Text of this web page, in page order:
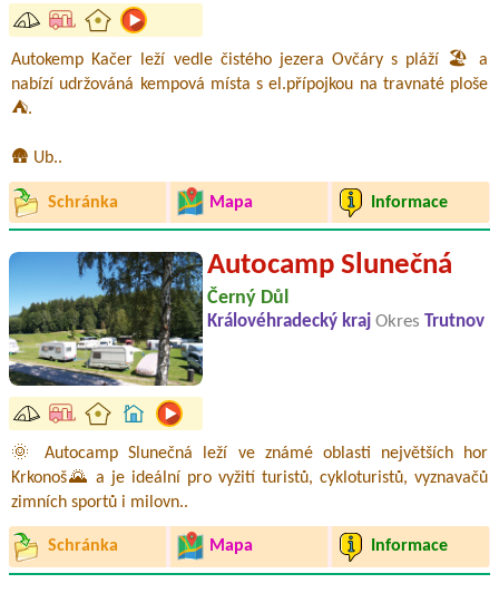
Autokemp Kačer leží vedle čistého jezera Ovčáry s pláží 🏖️ a
nabízí udržováná kempová místa s el.přípojkou na travnaté ploše
⛺.
🛖 Ub..
Schránka Mapa Informace
Autocamp Slunečná
Černý Důl
Královéhradecký kraj Okres Trutnov
🌞 Autocamp Slunečná leží ve známé oblasti největších hor
Krkonoš🌄 a je ideální pro vyžití turistů, cykloturistů, vyznavačů
zimních sportů i milovn..
Schránka Mapa Informace